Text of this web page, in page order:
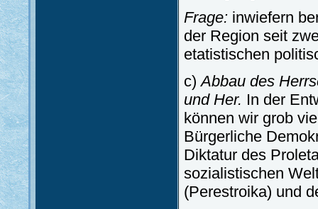
Frage: inwiefern
der Region seit
etatistischen
c)Abbau des
und Her. In der
können wir grob
Bürgerliche
Diktatur des
sozialistischen
(Perestroika) und